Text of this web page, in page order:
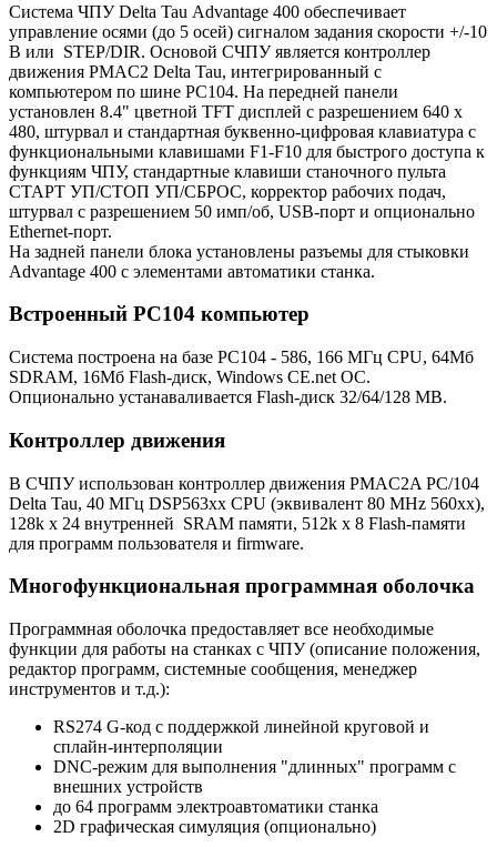
Система ЧПУ Delta Tau Advantage 400 обеспечивает
управление осями (до 5 осей) сигналом задания скорости +/-10
В или STEP/DIR. Основой СЧПУ является контроллер
движения PMAC2 Delta Tau, интегрированный с
компьютером по шине PC104. На передней панели
установлен 8.4" цветной TFT дисплей с разрешением 640 x
480, штурвал и стандартная буквенно-цифровая клавиатура с
функциональными клавишами F1-F10 для быстрого доступа к
функциям ЧПУ, стандартные клавиши станочного пульта
СТАРТ УП/СТОП УП/СБРОС, корректор рабочих подач,
штурвал с разрешением 50 имп/об, USB-порт и опционально
Ethernet-порт.
На задней панели блока установлены разъемы для стыковки
Advantage 400 с элементами автоматики станка.
Встроенный PC104 компьютер
Система построена на базе PC104 - 586, 166 MГц CPU, 64Mб
SDRAM, 16Mб Flash-диск, Windows CE.net ОС.
Опционально устанаваливается Flash-диск 32/64/128 MB.
Контроллер движения
В СЧПУ использован контроллер движения PMAC2A PC/104
Delta Tau, 40 MГц DSP563xx CPU (эквивалент 80 MHz 560xx),
128k x 24 внутренней SRAM памяти, 512k x 8 Flash-памяти
для программ пользователя и firmware.
Многофункциональная программная оболочка
Программная оболочка предоставляет все необходимые
функции для работы на станках с ЧПУ (описание положения,
редактор программ, системные сообщения, менеджер
инструментов и т.д.):
RS274 G-код с поддержкой линейной круговой и
сплайн-интерполяции
DNC-режим для выполнения "длинных" программ с
внешних устройств
до 64 программ электроавтоматики станка
2D графическая симуляция (опционально)